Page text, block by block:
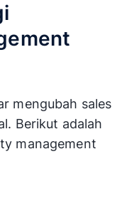
mengubah sales
Berikut adalah
management